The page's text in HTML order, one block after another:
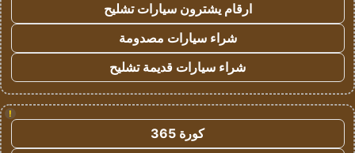
ارقام يشترون سيارات تشليح
شراء سيارات مصدومة
شراء سيارات قديمة تشليح
!
كورة 365